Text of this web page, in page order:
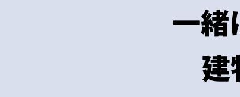
一緒
建